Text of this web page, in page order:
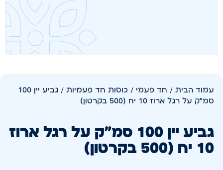
עמוד הבית / חד פעמי / כוסות חד פעמיות
/ גביע יין 100
סמ"ק על רגל ארוז 10 יח (500 בקרטון)
גביע יין 100 סמ"ק על רגל ארוז
10 יח (500 בקרטון)